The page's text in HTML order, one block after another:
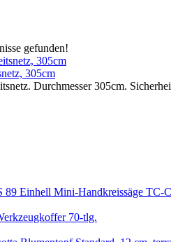
gefunden!
305cm
Durchmesser 305cm.
Einhell Mini-Handkreissäge TC-
70-tlg.